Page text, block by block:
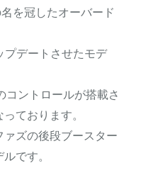
を冠したオーバード
プデートさせたモデ
ントロールが搭載さ
ております。
ズの後段ブースター
です。